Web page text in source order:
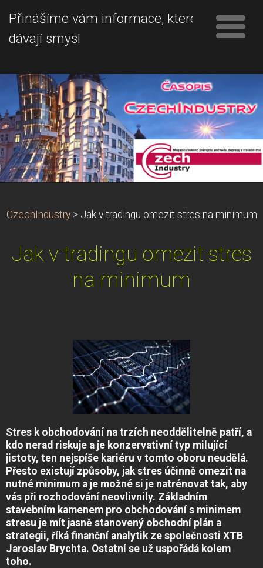
Přinášíme vám informace, které
dávají smysl
CzechIndustry > Jak v tradingu omezit stres na minimum
Jak v tradingu omezit stres
na minimum
Stres k obchodování na trzích neoddělitelně patří, a
kdo nerad riskuje a je konzervativní typ milující
jistoty, ten nejspíše kariéru v tomto oboru neudělá.
Přesto existují způsoby, jak stres účinně omezit na
nutné minimum a je možné si je natrénovat tak, aby
vás při rozhodování neovlivnily. Základním
stavebním kamenem pro obchodování s minimem
stresu je mít jasně stanovený obchodní plán a
strategii, říká finanční analytik ze společnosti XTB
Jaroslav Brychta. Ostatní se už uspořádá kolem
toho.